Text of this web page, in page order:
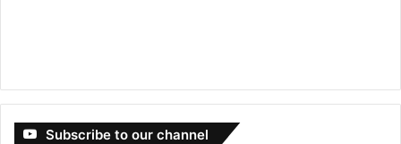
Subscribe to our channel